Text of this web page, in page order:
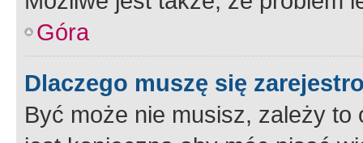
Góra
Dlaczego muszę się
Być może nie musisz, zależy